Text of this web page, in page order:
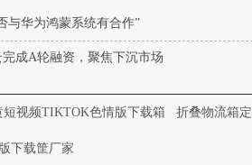
与华为鸿蒙系统有合作”
成A轮融资，聚焦下沉市场
视频TIKTOK色情版下载箱 折叠物流箱
下载筐厂家